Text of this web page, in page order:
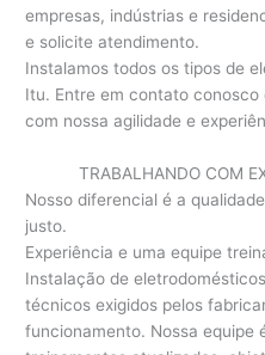
empresas, indústrias e
e solicite atendimento.
Instalamos todos os tipos de
Itu. Entre em contato
com nossa agilidade e
TRABALHANDO COM
Nosso diferencial é a
justo.
Experiência e uma equipe
Instalação de
técnicos exigidos pelos
funcionamento. Nossa equipe